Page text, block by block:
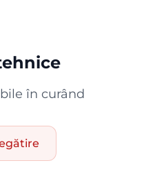
în curând